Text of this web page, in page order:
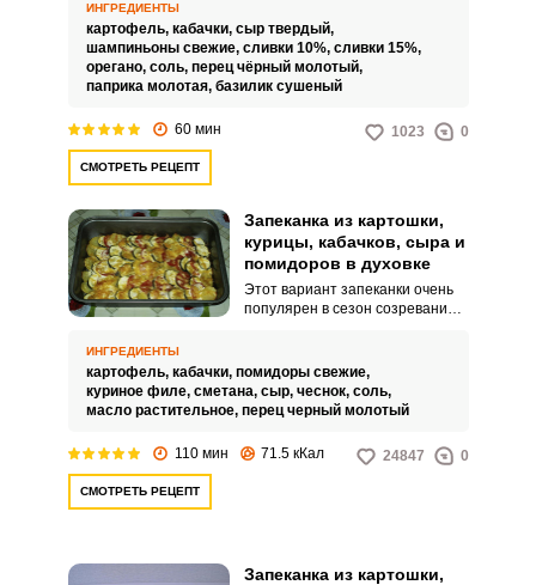
угощение послужит
оригинальным гарниром к
мясным и рыбным блюдам.
ИНГРЕДИЕНТЫ
картофель, кабачки, сыр твердый,
шампиньоны свежие, сливки 10%, сливки 15%,
орегано, соль, перец чёрный молотый,
паприка молотая, базилик сушеный
60 мин 1023 0
СМОТРЕТЬ РЕЦЕПТ
Запеканка из картошки,
курицы, кабачков, сыра и
помидоров в духовке
Этот вариант запеканки очень
популярен в сезон созревания
ИНГРЕДИЕНТЫ
картофель, кабачки, помидоры свежие,
куриное филе, сметана, сыр, чеснок, соль,
масло растительное, перец черный молотый
110 мин 71.5 кКал 24847 0
СМОТРЕТЬ РЕЦЕПТ
Запеканка из картошки,